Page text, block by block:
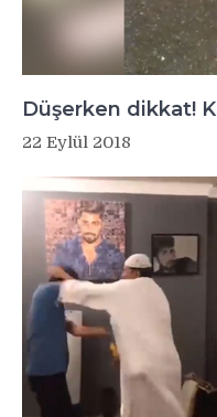
Düşerken dikkat!
22 Eylül 2018